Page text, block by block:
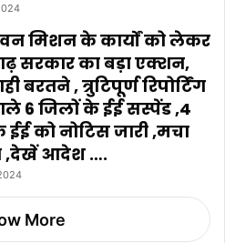
मिशन के कार्यों को लेकर
सरकार का बड़ा एक्शन,
बरतने , त्रुटिपूर्ण रिपोर्टिंग
6 जिलों के ईई सस्पेंड ,4
को नोटिस जारी ,मचा
,देखें आदेश ….
More